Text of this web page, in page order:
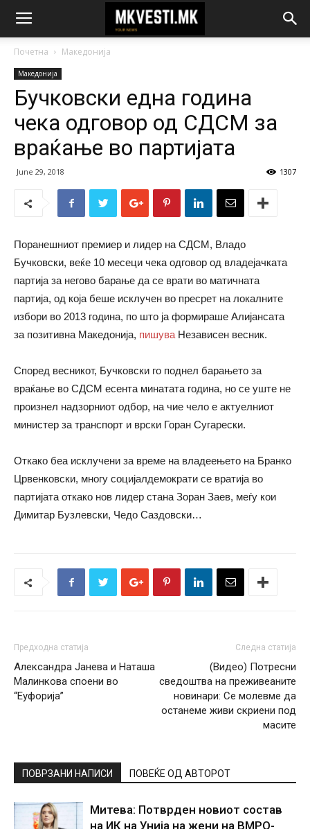
Почетна Македонија
Македонија
Бучковски една година
чека одговор од СДСМ за
враќање во партијата
June 29, 2018 1307
Поранешниот премиер и лидер на СДСМ, Владо
Бучковски, веќе 10 месеци чека одговор од владејачката
партија за негово барање да се врати во матичната
партија, од која беше исклучен во пресрет на локалните
избори во 2013 година, по што ја формираше Алијансата
за позитивна Македонија, пишува Независен весник.
Според весникот, Бучковски го поднел барањето за
враќање во СДСМ есента минатата година, но се уште не
произнел надзорниот одбор, на чие чело е актуелниот
министер за транспорт и врски Горан Сугарески.
Откако беа исклучени за време на владеењето на Бранко
Црвенковски, многу социјалдемократи се вратија во
партијата откако нов лидер стана Зоран Заев, меѓу кои
Димитар Бузлевски, Чедо Саздовски…
Предходна статија
Александра Јанева и Наташа
Малинкова споени во
“Еуфорија”
Следна статија
(Видео) Потресни
сведоштва на преживеаните
новинари: Се молевме да
останеме живи скриени под
масите
ПОВРЗАНИ НАПИСИ ПОВЕЌЕ ОД АВТОРОТ
Митева: Потврден новиот состав
на ИК на Унија на жени на ВМРО-